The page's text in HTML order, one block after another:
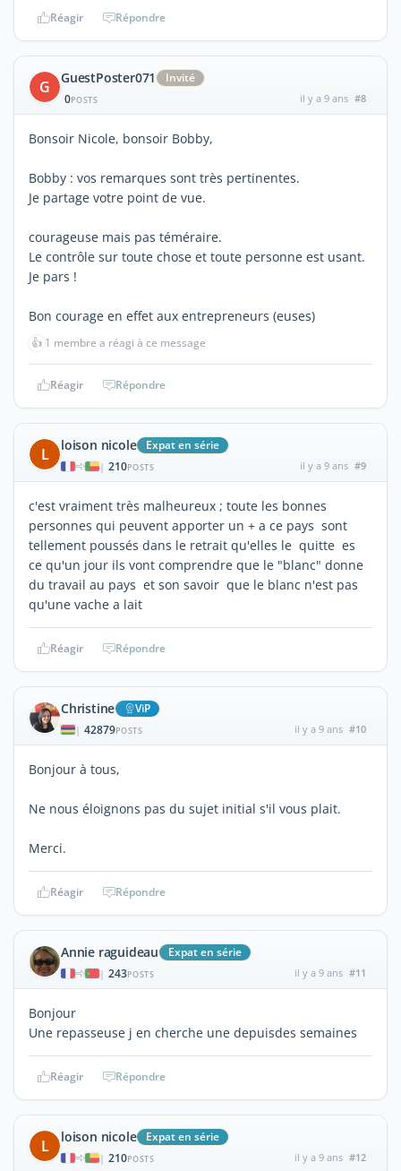
Réagir Répondre
G GuestPoster071
Invité
0POSTS il y a 9 ans #8
Bonsoir Nicole, bonsoir Bobby,
Bobby : vos remarques sont très pertinentes.
Je partage votre point de vue.
courageuse mais pas téméraire.
Le contrôle sur toute chose et toute personne est usant.
Je pars !
Bon courage en effet aux entrepreneurs (euses)
👍 1 membre a réagi à ce message
Réagir Répondre
L loison nicole Expat en série
| 210POSTS il y a 9 ans #9
c'est vraiment très malheureux ; toute les bonnes
personnes qui peuvent apporter un + a ce pays sont
tellement poussés dans le retrait qu'elles le quitte es
ce qu'un jour ils vont comprendre que le "blanc" donne
du travail au pays et son savoir que le blanc n'est pas
qu'une vache a lait
Réagir Répondre
Christine ViP
| 42879POSTS il y a 9 ans #10
Bonjour à tous,
Ne nous éloignons pas du sujet initial s'il vous plait.
Merci.
Réagir Répondre
Annie raguideau Expat en série
| 243POSTS il y a 9 ans #11
Bonjour
Une repasseuse j en cherche une depuisdes semaines
Réagir Répondre
L loison nicole Expat en série
| 210POSTS il y a 9 ans #12